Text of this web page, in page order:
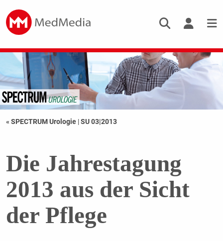
« SPECTRUM Urologie |SU 03|2013
Die Jahrestagung
2013 aus der Sicht
der Pflege